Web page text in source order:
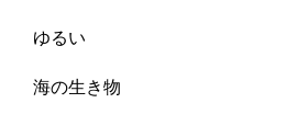
ゆるい
海の生き物